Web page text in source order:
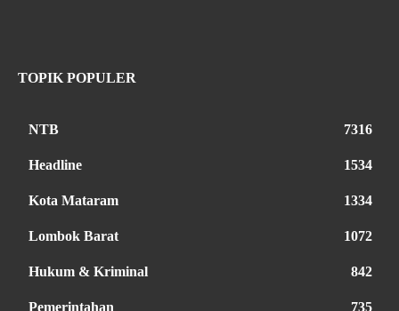
TOPIK POPULER
NTB 7316
Headline 1534
Kota Mataram 1334
Lombok Barat 1072
Hukum & Kriminal 842
Pemerintahan 735